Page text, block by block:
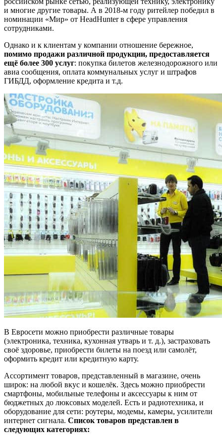
и многие другие товары. А в 2018-м году ритейлер победил в
номинации «Мир» от HeadHunter в сфере управления
сотрудниками.
Однако и к клиентам у компании отношение бережное,
помимо продажи различной продукции, предоставляется
ещё более 300 услуг: покупка билетов железнодорожного или
авиа сообщения, оплата коммунальных услуг и штрафов
ГИБДД, оформление кредита и т.д.
В Евросети можно приобрести различные товары
(электроника, техника, кухонная утварь и т. д.), застраховать
своё здоровье, приобрести билеты на поезд или самолёт,
оформить кредит или кредитную карту.
Ассортимент товаров, представленный в магазине, очень
широк: на любой вкус и кошелёк. Здесь можно приобрести
смартфоны, мобильные телефоны и аксессуары к ним от
бюджетных до люксовых моделей. Есть и радиотехника, и
оборудование для сети: роутеры, модемы, камеры, усилители
интернет сигнала. Список товаров представлен в
следующих категориях: